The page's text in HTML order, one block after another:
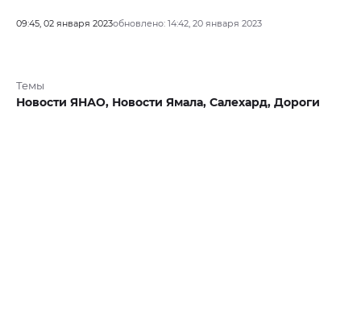
09:45, 02 января 2023обновлено: 14:42, 20 января 2023
Темы
Новости ЯНАО, Новости Ямала, Салехард, Дороги